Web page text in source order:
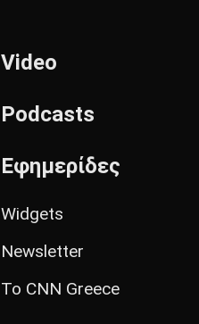
Video
Podcasts
Εφημερίδες
Widgets
Newsletter
Το CNN Greece